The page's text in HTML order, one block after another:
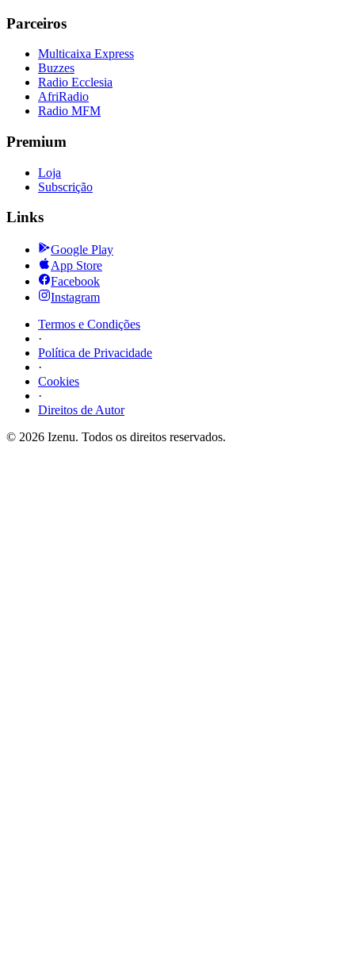
Parceiros
Multicaixa Express
Buzzes
Radio Ecclesia
AfriRadio
Radio MFM
Premium
Loja
Subscrição
Links
Google Play
App Store
Facebook
Instagram
Termos e Condições
·
Política de Privacidade
·
Cookies
·
Direitos de Autor
© 2026 Izenu. Todos os direitos reservados.